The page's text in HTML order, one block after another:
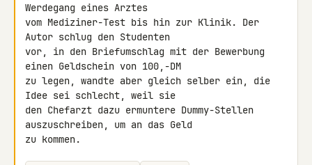
Werdegang eines Arztes
vom Mediziner-Test bis hin zur Klinik. Der
Autor schlug den Studenten
vor, in den Briefumschlag mit der Bewerbung
einen Geldschein von 100,-DM
zu legen, wandte aber gleich selber ein, die
Idee sei schlecht, weil sie
den Chefarzt dazu ermuntere Dummy-Stellen
auszuschreiben, um an das Geld
zu kommen.